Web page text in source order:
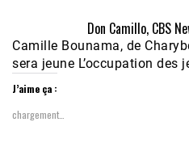
Don Camillo, CBS
Camille Bounama, de
sera jeune L’occupation des
J’aime ça :
chargement…